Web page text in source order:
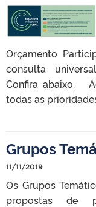
Orçamento
consulta
Confira abaixo.
todas as
Grupos
11/11/2019
Os Grupos
propostas de